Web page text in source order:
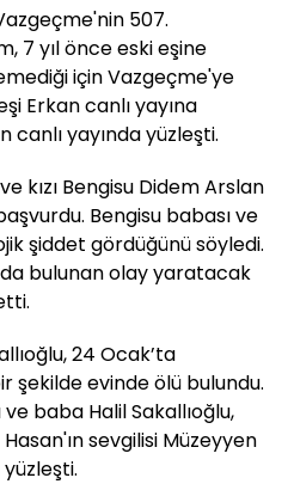
507.
7 yıl önce eski eşine
için Vazgeçme'ye
Erkan canlı yayına
canlı yayında yüzleşti.
kızı Bengisu Didem Arslan
Bengisu babası ve
şiddet gördüğünü söyledi.
bulunan olay yaratacak
24 Ocak’ta
şekilde evinde ölü bulundu.
baba Halil Sakallıoğlu,
sevgilisi Müzeyyen